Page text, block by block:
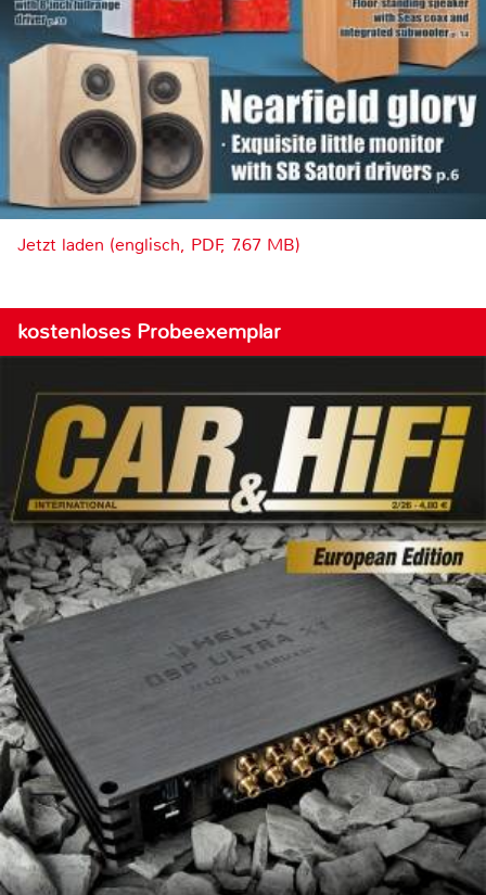
Jetzt laden (englisch, PDF, 7.67 MB)
kostenloses Probeexemplar